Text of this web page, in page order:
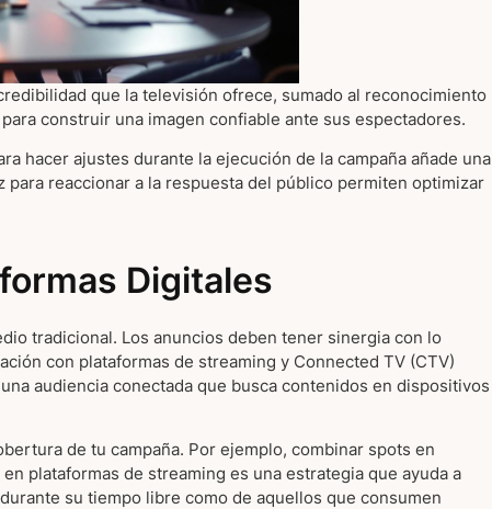
que la televisión ofrece, sumado al reconocimiento
construir una imagen confiable ante sus espectadores.
hacer ajustes durante la ejecución de la campaña añade una
reaccionar a la respuesta del público permiten optimizar
Digitales
tradicional. Los anuncios deben tener sinergia con lo
con plataformas de streaming y Connected TV (CTV)
audiencia conectada que busca contenidos en dispositivos
de tu campaña. Por ejemplo, combinar spots en
plataformas de streaming es una estrategia que ayuda a
su tiempo libre como de aquellos que consumen